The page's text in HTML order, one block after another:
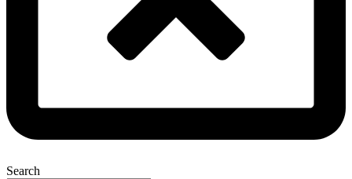
Search